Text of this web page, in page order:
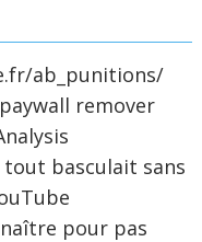
ab_punitions/
remover
basculait sans
pour pas